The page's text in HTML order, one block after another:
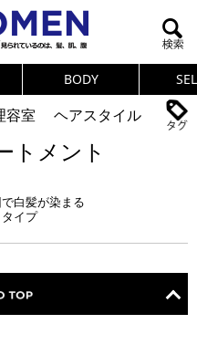
BODY
容室
ヘアスタイル
連載
UP 筋肉
結果
頭皮ケア
トメント
白髪が染まる
イプ